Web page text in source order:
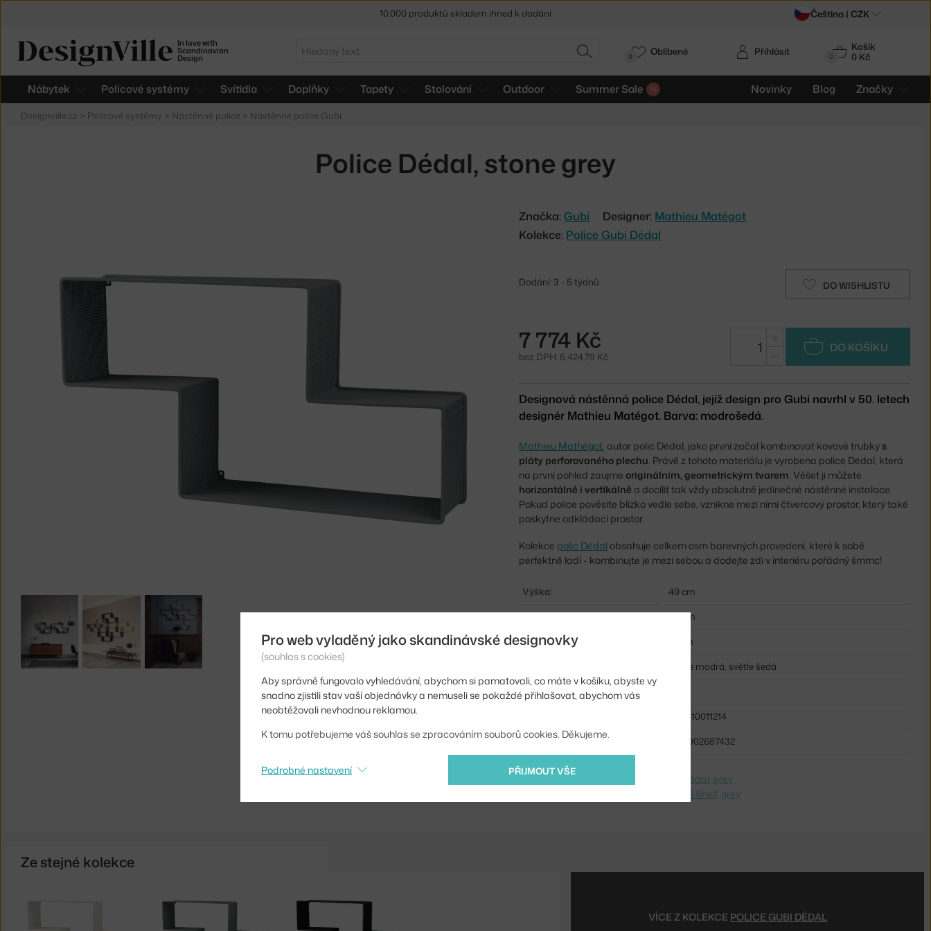
In love with
Scandinavian
Design
Hledat
HLEDAT 0
Košík
0 Kč
Nábytek Policové systémy Svítidla Doplňky Tapety Stolování Outdoor Summer Sale Novinky Blog Značky
Přihlásit
0 Oblíbené
Designville.cz > Policové systémy > Nástěnné police > Nástěnné police Gubi
Police Dédal, stone grey
Značka:Gubi Designer: Mathieu Matégot
Kolekce: Police Gubi Dédal
DO WISHLISTU
Dodání: 3 - 5 týdnů
7 774 Kč
bez DPH: 6 424,79 Kč
DO KOŠÍKU
Designová nástěnná police Dédal, jejíž design pro Gubi navrhl v 50. letech
designér Mathieu Matégot. Barva: modrošedá.
Mathieu Mathégot , autor polic Dédal, jako první začal kombinovat kovové trubky s
pláty perforovaného plechu . Právě z tohoto materiálu je vyrobena police Dédal, která
na první pohled zaujmeoriginálním, geometrickým tvarem . Věšet ji můžete
horizontálně i vertikálně a docílit tak vždy absolutně jedinečné nástěnné instalace.
Pokud police pověsíte blízko vedle sebe, vznikne mezi nimi čtvercový prostor, který také
poskytne odkládací prostor.
Kolekce polic Dédal obsahuje celkem osm barevných provedení, které k sobě
perfektně ladí - kombinujte je mezi sebou a dodejte zdi v interiéru pořádný šmrnc!
Výška:
49 cm
Délka:
90 cm
Hloubka:
19 cm
světle modrá, světle šedá
Materiál:
GUB-10011214
EAN
5710902687432
Ste zo Slovenska? Prejdite na
Polica Dédal, grey
Dédal Shelf, grey
Ze stejné kolekce
VÍCE Z KOLEKCE POLICE GUBI DÉDAL
10.000 produktů skladem ihned k dodání Čeština | CZK
Pro web vyladěný jako skandinávské designovky
(souhlas s cookies)
Aby správně fungovalo vyhledávání, abychom si pamatovali, co máte v košíku, abyste vy
snadno zjistili stav vaší objednávky a nemuseli se pokaždé přihlašovat, abychom vás
neobtěžovali nevhodnou reklamou.
K tomu potřebujeme váš souhlas se zpracováním souborů cookies. Děkujeme.
PŘIJMOUT VŠE
Podrobné nastavení